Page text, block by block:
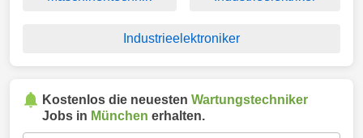
Industrieelektroniker
Kostenlos die neuesten Wartungstechniker
Jobs in München erhalten.